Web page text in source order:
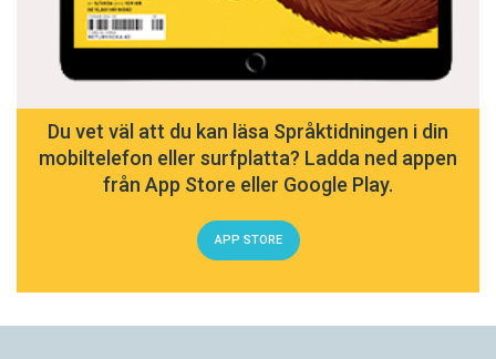
Du vet väl att du kan läsa Språktidningen i din
mobiltelefon eller surfplatta? Ladda ned appen
från App Store eller Google Play.
APP STORE